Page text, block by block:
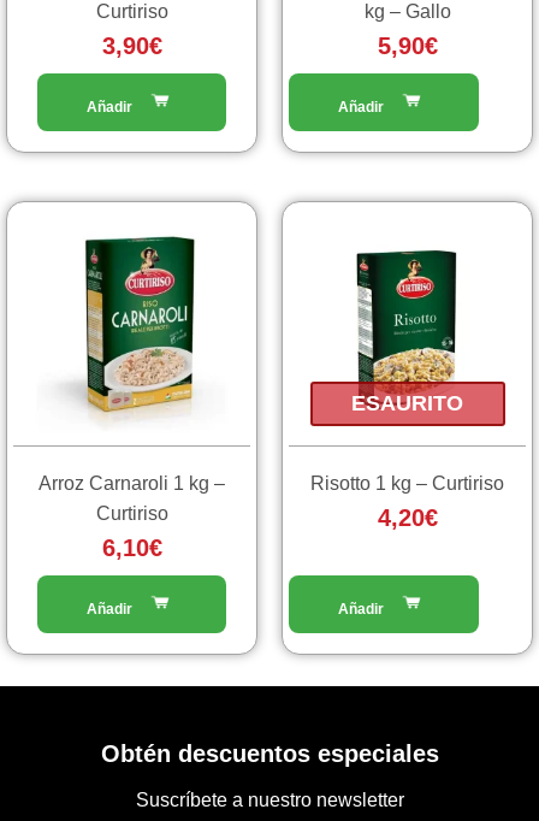
Curtiriso
3,90€
kg – Gallo
5,90€
Arroz Carnaroli 1 kg –
Curtiriso
6,10€
ESAURITO
Risotto 1 kg – Curtiriso
4,20€
Obtén descuentos especiales
Suscríbete a nuestro newsletter